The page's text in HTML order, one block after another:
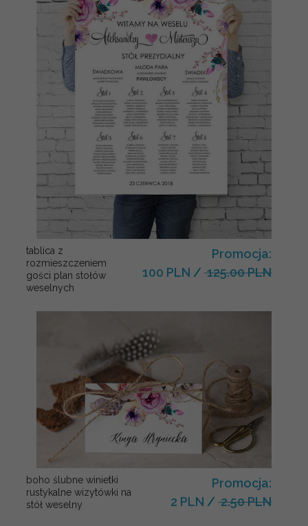
tablica z
rozmieszczeniem
gości plan stołów
weselnych
Promocja:
100 PLN / 125.00 PLN
boho ślubne winietki
rustykalne wizytówki na
stół weselny
Promocja:
2 PLN / 2.50 PLN